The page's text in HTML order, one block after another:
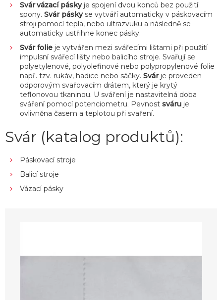
Svárvázací páskyje spojení dvou konců bez použití
spony. Svár páskyse vytváří automaticky v páskovacím
stroji pomocí tepla, nebo ultrazvuku a následně se
automaticky ustřihne konec pásky.
Svár folie je vytvářen mezi svářecími lištami při použití
impulsní svářecí lišty nebo balicího stroje. Svařují se
polyetylenové, polyolefinové nebo polypropylenové folie
např. tzv. rukáv, hadice nebo sáčky. Svárje proveden
odporovým svařovacím drátem, který je krytý
teflonovou tkaninou. U sváření je nastavitelná doba
sváření pomocí potenciometru. Pevnost sváru je
ovlivněna časem a teplotou při svaření.
Svár (katalog produktů):
Páskovací stroje
Balicí stroje
Vázací pásky